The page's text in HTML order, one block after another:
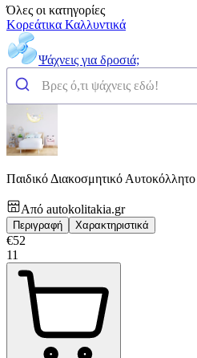
Όλες οι κατηγορίες
Κορεάτικα Καλλυντικά
Ψάχνεις για δροσιά;
Παιδικό Διακοσμητικό
Από autokolitakia.gr
Περιγραφή Χαρακτηριστικά
€52
11